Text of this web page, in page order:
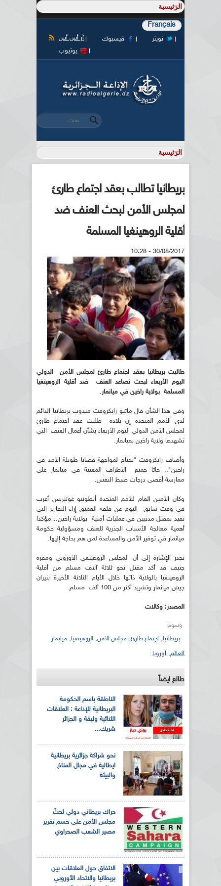
Français
آر أس أس فيسبوك
تويتر
يوتيوب
استمارة البحث
‏بحث ‏
بريطانيا تطالب بعقد اجتماع طارئ
لمجلس الأمن لبحث العنف ضد
أقلية الروهينغيا المسلمة
30/08/2017 - 10:28
طالبت بريطانيا بعقد اجتماع طارئ لمجلس الأمن الدولي
اليوم الأربعاء لبحث تصاعد العنف ضد أقلية الروهينغيا
المسلمة بولاية راخين في ميانمار.
وفي هذا الشأن قال ماثيو رايكروفت مندوب بريطانيا الدائم
لدى الأمم المتحدة إن بلاده طلبت عقد اجتماع طارئ
لمجلس الأمن الدولي اليوم الأربعاء بشأن أعمال العنف التي
تشهدها ولاية راخين بميانمار.
وأضاف رايكروفت "نحتاج لمواجهة قضايا طويلة الأمد في
راخين".. حاثا جميع الأطراف المعنية في ميانمار على
ممارسة أقصى درجات ضبط النفس.
وكان الأمين العام للأمم المتحدة أنطونيو غوتيريس أعرب
في وقت سابق اليوم عن قلقه العميق إزاء التقارير التي
تفيد بمقتل مدنيين في عمليات أمنية بولاية راخين.. مؤكدا
أهمية معالجة الأسباب الجذرية للعنف ومسؤولية حكومة
ميانمار في توفير الأمن والمساعدة لمن هم بحاجة إليها.
تجدر الإشارة إلى أن المجلس الروهينغي الأوروبي ومقره
جنيف قد أكد مقتل نحو ثلاثة آلاف مسلم من أقلية
الروهينغيا بالولاية ذاتها خلال الأيام الثلاثة الأخيرة بنيران
جيش ميانمار وتشريد أكثر من 100 ألف مسلم.
المصدر: وكالات
وسوم:
بريطانيا, اجتماع طارئ, مجلس الأمن, الروهينغيا, ميانمار
العالم, أوروبا
طالع ايضاً
الناطقة باسم الحكومة
البريطانية للإذاعة : العلاقات
الثنائية وثيقة و الجزائر
شريك...
نحو شراكة جزائرية بريطانية
ايطالية في مجال المناخ
والبيئة
حراك بريطاني دولي لحثّ
مجلس الأمن على حسم تقرير
مصير الشعب الصحراوي
الاتفاق حول العلاقات بين
بريطانيا والاتحاد الأوروبي